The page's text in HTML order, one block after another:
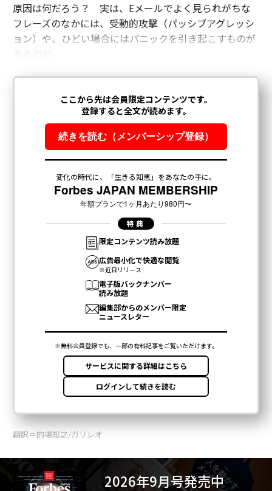
原因は何だろう？ 実は、Eメールでよく見られがちな
フレーズのなかには、受動的攻撃（パッシブアグレッシ
ョン）や、ひどい場合にはパニックを引き起こすものが
翻訳＝的場知之/ガリレオ
2026年9月号発売中